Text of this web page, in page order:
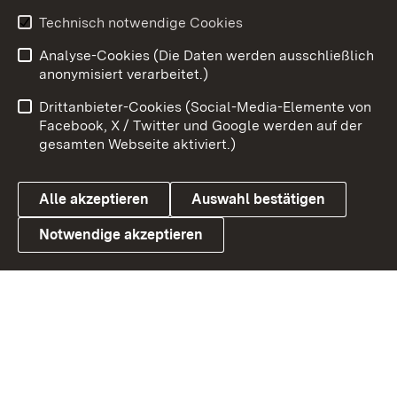
Link zum Landesportal
Impressum
Kontakt
Barrierefreiheit
Datenschutz
Cookies
Technisch notwendige Cookies
Analyse-Cookies (Die Daten werden ausschließlich
anonymisiert verarbeitet.)
Drittanbieter-Cookies (Social-Media-Elemente von
Facebook, X / Twitter und Google werden auf der
gesamten Webseite aktiviert.)
Alle akzeptieren Auswahl bestätigen
Notwendige akzeptieren